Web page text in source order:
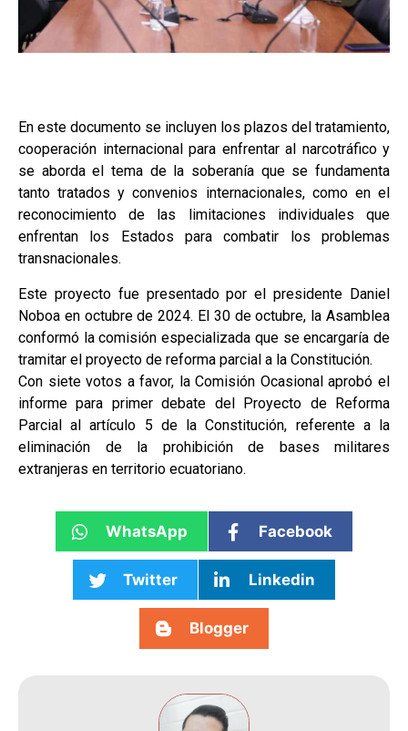
En este documento se incluyen los plazos del tratamiento,
cooperación internacional para enfrentar al narcotráfico y
se aborda el tema de la soberanía que se fundamenta
tanto tratados y convenios internacionales, como en el
reconocimiento de las limitaciones individuales que
enfrentan los Estados para combatir los problemas
transnacionales.
Este proyecto fue presentado por el presidente Daniel
Noboa en octubre de 2024. El 30 de octubre, la Asamblea
conformó la comisión especializada que se encargaría de
tramitar el proyecto de reforma parcial a la Constitución.
Con siete votos a favor, la Comisión Ocasional aprobó el
informe para primer debate del Proyecto de Reforma
Parcial al artículo 5 de la Constitución, referente a la
eliminación de la prohibición de bases militares
extranjeras en territorio ecuatoriano.
WhatsApp Facebook
Twitter Linkedin
Blogger